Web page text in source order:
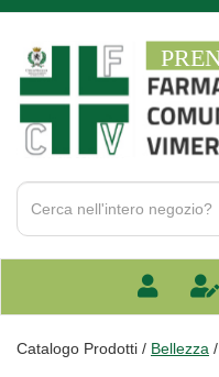
Farmacia
Comunale
Cerca
Prodotto
Catalogo Prodotti / Bellezza /